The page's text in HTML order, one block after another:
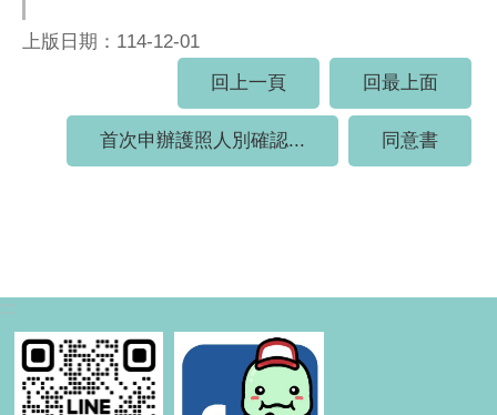
上版日期：114-12-01
回上一頁
回最上面
首次申辦護照人別確認... 同意書
:::